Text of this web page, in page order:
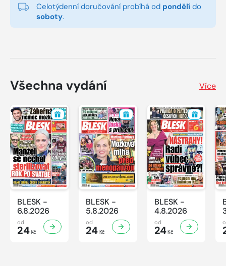
Celotýdenní doručování probíhá od pondělí do
soboty.
Všechna vydání Více
BLESK -
6.8.2026
od
24Kč
BLESK -
5.8.2026
od
24Kč
BLESK -
4.8.2026
od
24Kč